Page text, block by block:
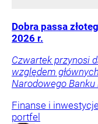
Dobra passa
2026 r.
Czwartek przynosi
względem
Narodowego Banku
Finanse i
portfel